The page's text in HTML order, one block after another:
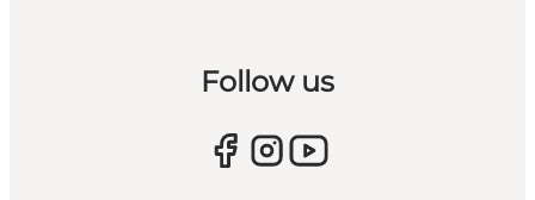
Follow us